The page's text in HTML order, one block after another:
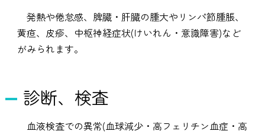
発熱や倦怠感、脾臓・肝臓の腫大やリンパ節腫脹、
黄疸、皮疹、中枢神経症状(けいれん・意識障害)など
がみられます。
診断、検査
血液検査での異常(血球減少・高フェリチン血症・高